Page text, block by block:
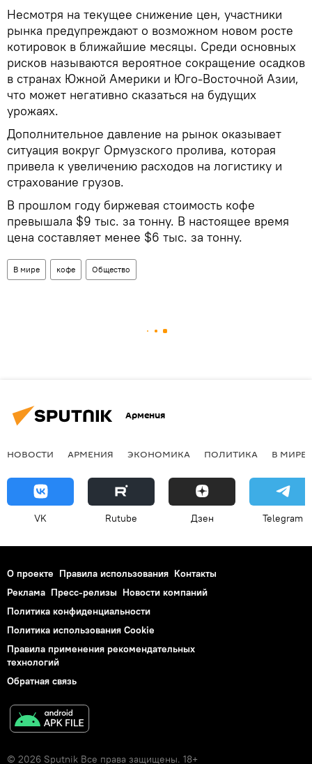
Несмотря на текущее снижение цен, участники
рынка предупреждают о возможном новом росте
котировок в ближайшие месяцы. Среди основных
рисков называются вероятное сокращение осадков
в странах Южной Америки и Юго-Восточной Азии,
что может негативно сказаться на будущих
урожаях.
Дополнительное давление на рынок оказывает
ситуация вокруг Ормузского пролива, которая
привела к увеличению расходов на логистику и
страхование грузов.
В прошлом году биржевая стоимость кофе
превышала $9 тыс. за тонну. В настоящее время
цена составляет менее $6 тыс. за тонну.
В мире кофе Общество
Армения
НОВОСТИ АРМЕНИЯ ЭКОНОМИКА ПОЛИТИКА В МИРЕ
VK Rutube Дзен Telegram
О проекте Правила использования Контакты
Реклама Пресс-релизы Новости компаний
Политика конфиденциальности
Политика использования Cookie
Правила применения рекомендательных
технологий
Обратная связь
© 2026 Sputnik Все права защищены. 18+